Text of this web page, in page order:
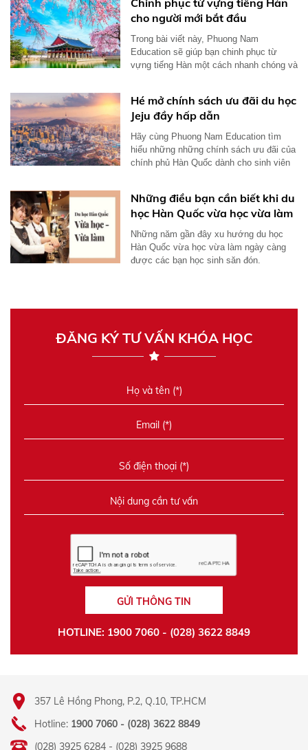
cho người mới bắt đầu
Trong bài viết này, Phuong Nam
Education sẽ giúp bạn chinh phục từ
vựng tiếng Hàn một cách nhanh chóng và
Hé mở chính sách ưu đãi du học
Jeju đầy hấp dẫn
Hãy cùng Phuong Nam Education tìm
hiểu những những chính sách ưu đãi của
chính phủ Hàn Quốc dành cho sinh viên
Những điều bạn cần biết khi du
học Hàn Quốc vừa học vừa làm
Những năm gần đây xu hướng du học
Hàn Quốc vừa học vừa làm ngày càng
được các bạn học sinh săn đón.
ĐĂNG KÝ TƯ VẤN KHÓA HỌC
GỬI THÔNG TIN
HOTLINE: 1900 7060 - (028) 3622 8849
357 Lê Hồng Phong, P.2, Q.10, TP.HCM
Hotline: 1900 7060 - (028) 3622 8849
(028) 3925 6284 - (028) 3925 9688